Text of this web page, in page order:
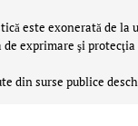
este exonerată de la
exprimare şi
din surse publice